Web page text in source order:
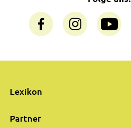
Lexikon
Partner